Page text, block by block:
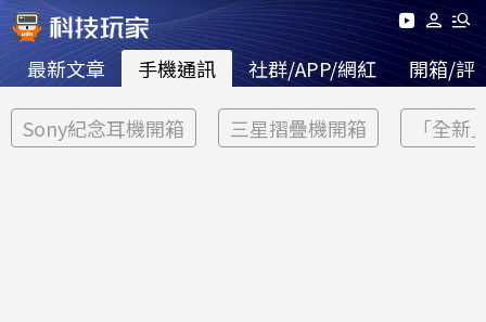
最新文章 手機通訊 社群/APP/網紅 開箱/評
Sony紀念耳機開箱 三星摺疊機開箱 「全新